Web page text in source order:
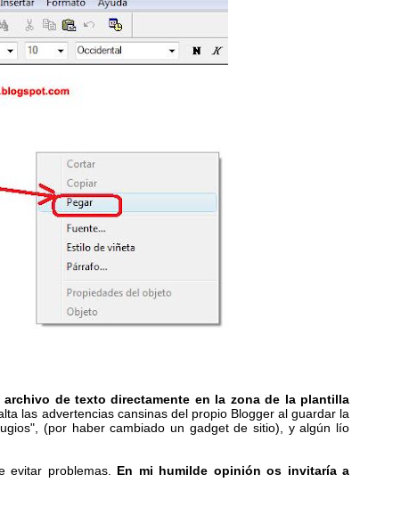
de texto directamente en la zona de la plantilla
las advertencias cansinas del propio Blogger al guardar la
(por haber cambiado un gadget de sitio), y algún lío
evitar problemas. En mi humilde opinión os invitaría a